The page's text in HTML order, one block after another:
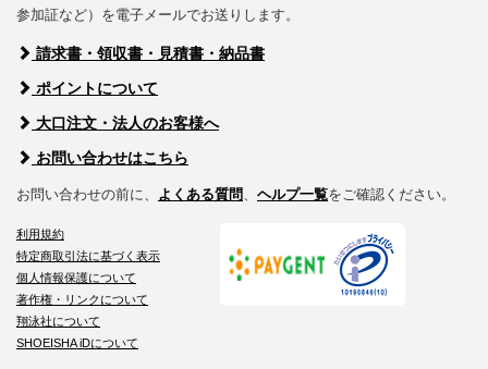
参加証など）を電子メールでお送りします。
請求書・領収書・見積書・納品書
ポイントについて
大口注文・法人のお客様へ
お問い合わせはこちら
お問い合わせの前に、 よくある質問 ヘルプ一覧をご確認ください。
利用規約
特定商取引法に基づく表示
個人情報保護について
著作権・リンクについて
翔泳社について
SHOEISHA iDについて